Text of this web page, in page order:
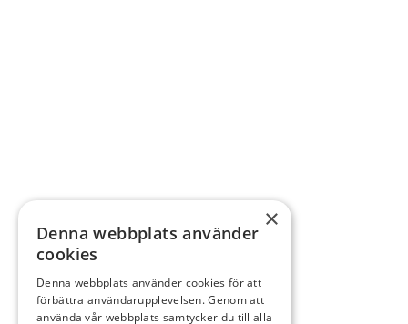
×
Denna webbplats använder
cookies
Denna webbplats använder cookies för att
förbättra användarupplevelsen. Genom att
använda vår webbplats samtycker du till alla